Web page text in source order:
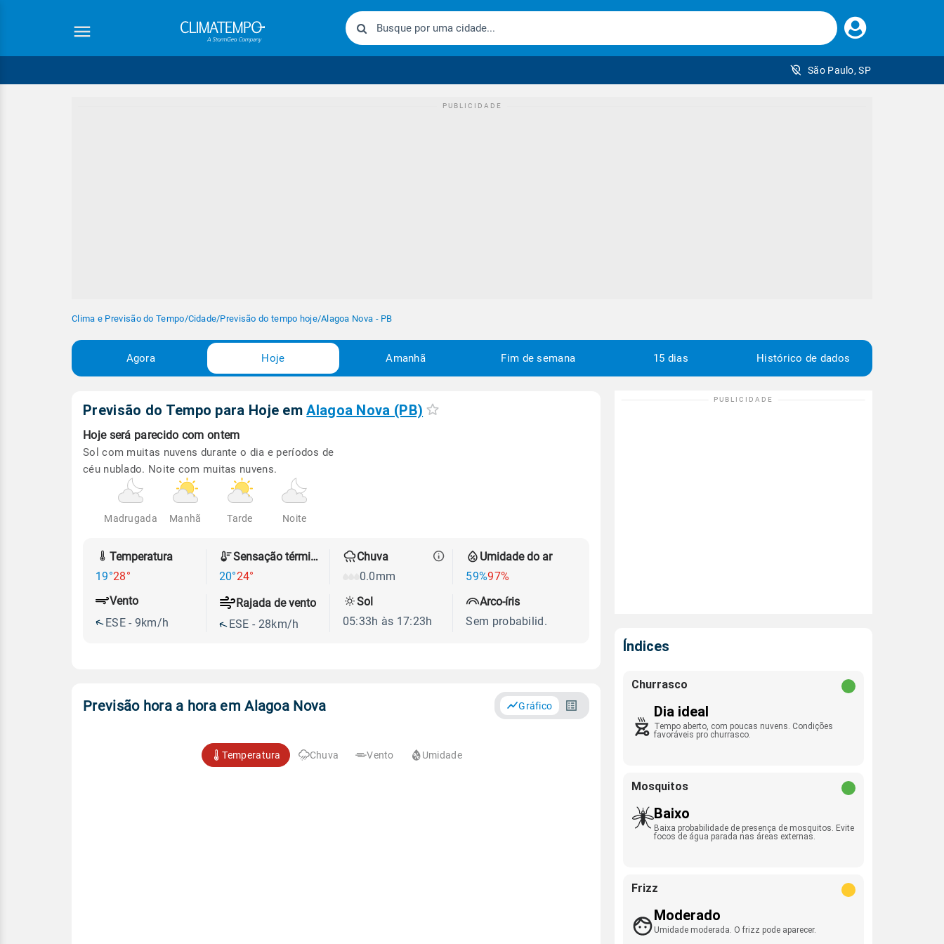
Faça
seu
São Paulo, SP
Clima e Previsão do Tempo/Cidade/Previsão do tempo hoje/Alagoa Nova - PB
Agora Hoje Amanhã Fim de semana 15 dias Histórico de dados
Previsão do Tempo para Hoje emAlagoa Nova (PB)
Hoje será parecido com ontem
Sol com muitas nuvens durante o dia e períodos de
céu nublado. Noite com muitas nuvens.
Madrugada Manhã Tarde Noite
Temperatura
19°28°
Sensação térmica
20°24°
Chuva
0.0mm
Umidade do ar
59%97%
Vento
ESE - 9km/h
Rajada de vento
ESE - 28km/h
Sol
05:33h às 17:23h
Arco-íris
Sem probabilid.
Previsão hora a hora em Alagoa Nova Gráfico
Temperatura Chuva Vento Umidade
Índices
Churrasco
Dia ideal
Tempo aberto, com poucas nuvens. Condições
favoráveis pro churrasco.
Mosquitos
Baixo
Baixa probabilidade de presença de mosquitos. Evite
focos de água parada nas áreas externas.
Frizz
Moderado
Umidade moderada. O frizz pode aparecer.